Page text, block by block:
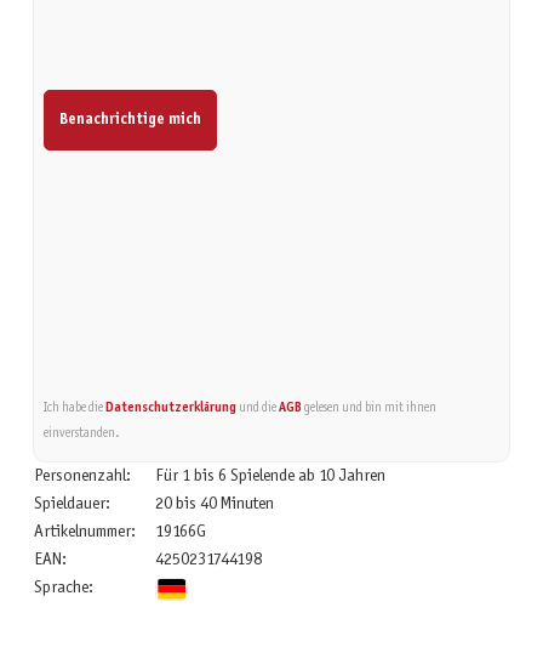
Benachrichtige mich
Ich habe die Datenschutzerklärungund die AGBgelesen und bin mit ihnen
einverstanden.
Personenzahl:
Für 1 bis 6 Spielende ab 10 Jahren
Spieldauer:
20 bis 40 Minuten
Artikelnummer:
19166G
EAN:
4250231744198
Sprache: